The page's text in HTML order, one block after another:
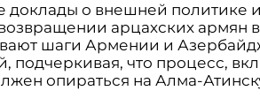
доклады о внешней политике
арцахских армян
шаги Армении и
подчеркивая, что процесс,
опираться на Алма-